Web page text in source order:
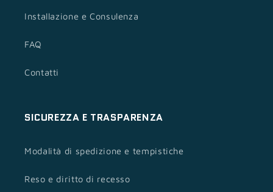
Installazione e Consulenza
FAQ
Contatti
SICUREZZA E TRASPARENZA
Modalità di spedizione e tempistiche
Reso e diritto di recesso